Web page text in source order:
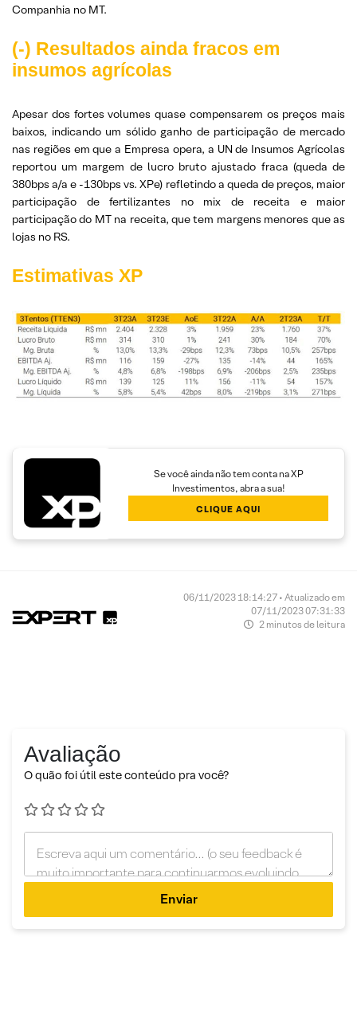
Companhia no MT.
(-) Resultados ainda fracos em
insumos agrícolas
Apesar dos fortes volumes quase compensarem os preços mais
baixos, indicando um sólido ganho de participação de mercado
nas regiões em que a Empresa opera, a UN de Insumos Agrícolas
reportou um margem de lucro bruto ajustado fraca (queda de
380bps a/a e -130bps vs. XPe) refletindo a queda de preços, maior
participação de fertilizantes no mix de receita e maior
participação do MT na receita, que tem margens menores que as
lojas no RS.
Estimativas XP
Se você ainda não tem conta na XP
Investimentos, abra a sua!
CLIQUE AQUI
06/11/2023 18:14:27 • Atualizado em
07/11/2023 07:31:33
2 minutos de leitura
Avaliação
O quão foi útil este conteúdo pra você?
Enviar